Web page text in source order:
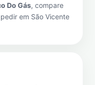
Do Gás, compare
em São Vicente